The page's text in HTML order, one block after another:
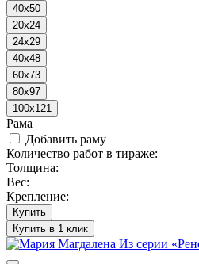
40x50
20x24
24x29
40x48
60x73
80x97
100x121
Рама
Добавить раму
Количество работ в тираже:
Толщина:
Вес:
Крепление:
Купить
Купить в 1 клик